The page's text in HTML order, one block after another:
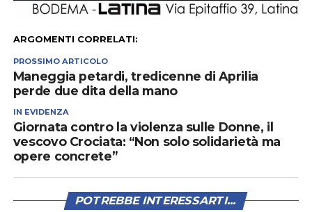
ARGOMENTI CORRELATI:
PROSSIMO ARTICOLO
Maneggia petardi, tredicenne di Aprilia
perde due dita della mano
IN EVIDENZA
Giornata contro la violenza sulle Donne, il
vescovo Crociata: “Non solo solidarietà ma
opere concrete”
POTREBBE INTERESSARTI...